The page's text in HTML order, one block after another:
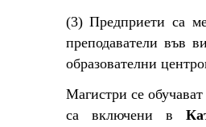
(3) Предприети са
преподаватели във
образователни
Магистри се
са включени в